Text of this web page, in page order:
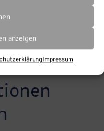
anzeigen
Impressum
(das
Sie